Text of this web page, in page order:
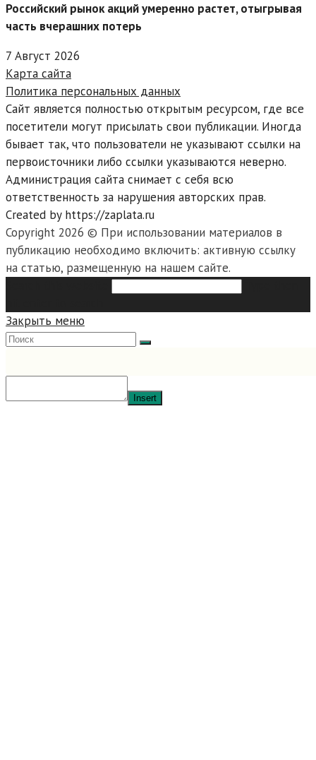
Российский рынок акций умеренно растет, отыгрывая
часть вчерашних потерь
7 Август 2026
Карта сайта
Политика персональных данных
Сайт является полностью открытым ресурсом, где все
посетители могут присылать свои публикации. Иногда
бывает так, что пользователи не указывают ссылки на
первоисточники либо ссылки указываются неверно.
Администрация сайта снимает с себя всю
ответственность за нарушения авторских прав.
Created by https://zaplata.ru
Copyright 2026 © При использовании материалов в
публикацию необходимо включить: активную ссылку
на статью, размещенную на нашем сайте.
Закрыть меню
Insert